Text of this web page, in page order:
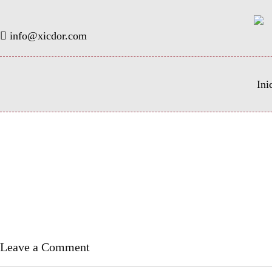
info@xicdor.com
Leave a Comment